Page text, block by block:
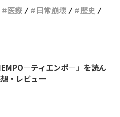
医療 日常崩壊
歴史
ティエンポ―」を読ん
・レビュー